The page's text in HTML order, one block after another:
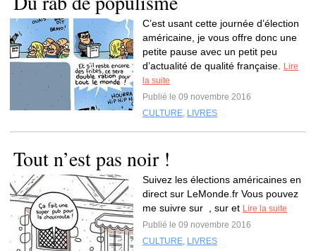
C’est usant cette journée d’élection
américaine, je vous offre donc une
petite pause avec un petit peu
d’actualité de qualité française.
Lire
la suite
Publié le 09 novembre 2016
CULTURE, LIVRES
Tout n’est pas noir !
Suivez les élections américaines en
direct sur LeMonde.fr Vous pouvez
me suivre sur , sur et Lire la suite
Publié le 09 novembre 2016
CULTURE, LIVRES